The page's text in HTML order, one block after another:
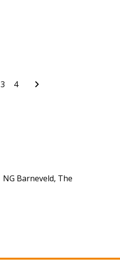
3 4
NG Barneveld, The